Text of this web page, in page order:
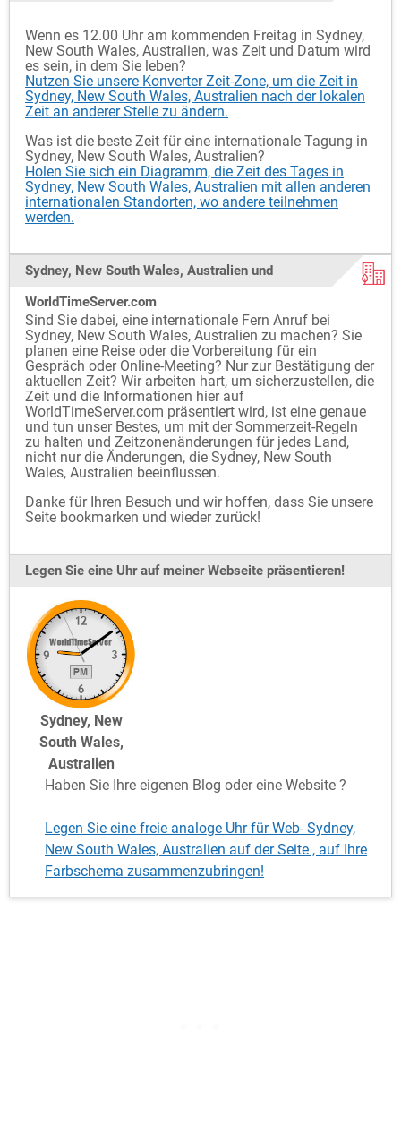
Wenn es 12.00 Uhr am kommenden Freitag in Sydney,
New South Wales, Australien, was Zeit und Datum wird
es sein, in dem Sie leben?
Nutzen Sie unsere Konverter Zeit-Zone, um die Zeit in
Sydney, New South Wales, Australien nach der lokalen
Zeit an anderer Stelle zu ändern.
Was ist die beste Zeit für eine internationale Tagung in
Sydney, New South Wales, Australien?
Holen Sie sich ein Diagramm, die Zeit des Tages in
Sydney, New South Wales, Australien mit allen anderen
internationalen Standorten, wo andere teilnehmen
werden.
Sydney, New South Wales, Australien und
WorldTimeServer.com
Sind Sie dabei, eine internationale Fern Anruf bei
Sydney, New South Wales, Australien zu machen? Sie
planen eine Reise oder die Vorbereitung für ein
Gespräch oder Online-Meeting? Nur zur Bestätigung der
aktuellen Zeit? Wir arbeiten hart, um sicherzustellen, die
Zeit und die Informationen hier auf
WorldTimeServer.com präsentiert wird, ist eine genaue
und tun unser Bestes, um mit der Sommerzeit-Regeln
zu halten und Zeitzonenänderungen für jedes Land,
nicht nur die Änderungen, die Sydney, New South
Wales, Australien beeinflussen.
Danke für Ihren Besuch und wir hoffen, dass Sie unsere
Seite bookmarken und wieder zurück!
Legen Sie eine Uhr auf meiner Webseite präsentieren!
Sydney, New
South Wales,
Australien
Haben Sie Ihre eigenen Blog oder eine Website ?
Legen Sie eine freie analoge Uhr für Web- Sydney,
New South Wales, Australien auf der Seite , auf Ihre
Farbschema zusammenzubringen!